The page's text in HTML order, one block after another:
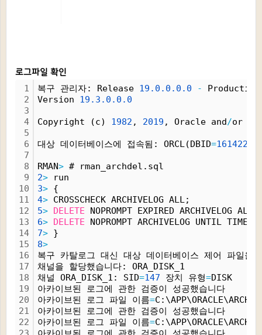
로그파일 확인
1
2
3
4
5
6
7
8
9
10
11
12
13
14
15
16
17
18
19
20
21
22
복구 관리자: Release 19. 0. 0. 0. 0 -
Version 19. 3. 0. 0. 0
Copyright (c) 1982 , 2019 , Oracle and/or
대상 데이터베이스에 접속됨: ORCL(DBID=
RMAN> # rman_archdel.sql
2> run
3> {
4> CROSSCHECK ARCHIVELOG ALL;
5> DELETE NOPROMPT EXPIRED ARCHIVELOG ALL;
6> DELETE NOPROMPT ARCHIVELOG UNTIL TIME
7> }
8>
복구 카탈로그 대신 대상 데이터베이스 제어 파일을
채널을 할당했습니다: ORA_DISK_1
채널 ORA_DISK_1: SID=147 장치 유형=DISK
아카이브된 로그에 관한 검증이 성공했습니다
아카이브된 로그 파일 이름=
아카이브된 로그에 관한 검증이 성공했습니다
아카이브된 로그 파일 이름=